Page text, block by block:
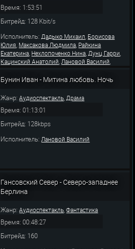
Время: 1:53:51
Битрейд: 128 Kbit/s
Исполнитель:Дадыко Михаил, Борисова
Юлия, Максакова Людмила, Райкина
Екатерина, Нехлопоченко Нина,Дунц Гарри,
Кацинский Анатолий,Лановой Василий,
Николай,Зорин Эрнест,Ульянов Михаил
Бунин Иван - Митина любовь. Ночь
Жанр:Аудиоспектакль,Драма
Время: 01:13:01
Битрейд: 128kbps
Исполнитель:Лановой Василий
Гансовский Север - Северо-западнее
Берлина
Жанр:Аудиоспектакль,Фантастика
Время: 00:48:27
Битрейд: 160